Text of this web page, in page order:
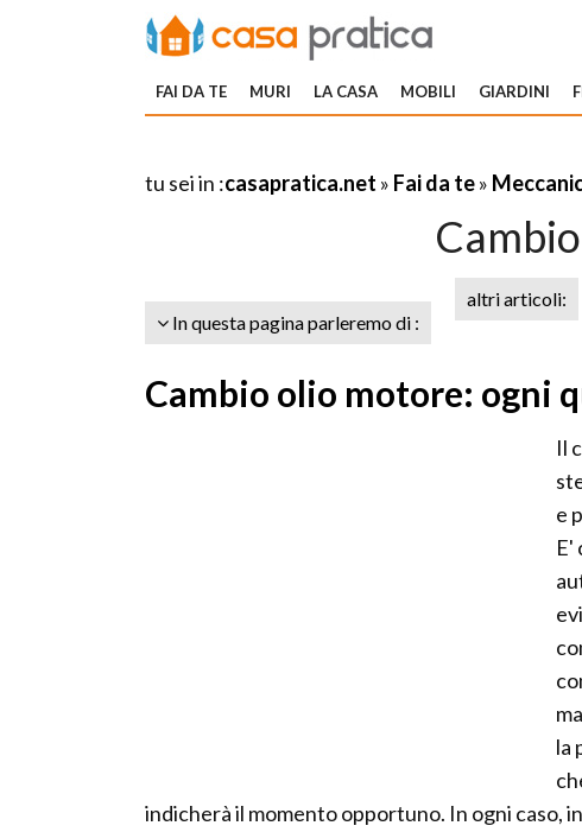
FAI DA TE MURI LA CASA MOBILI GIARDINI
tu sei in :casapratica.net » Fai da te»
In questa pagina parleremo di :
altri articoli:
Cambio olio motore: ogni
Il
e
E'
la
indicherà il momento opportuno. In ogni caso,